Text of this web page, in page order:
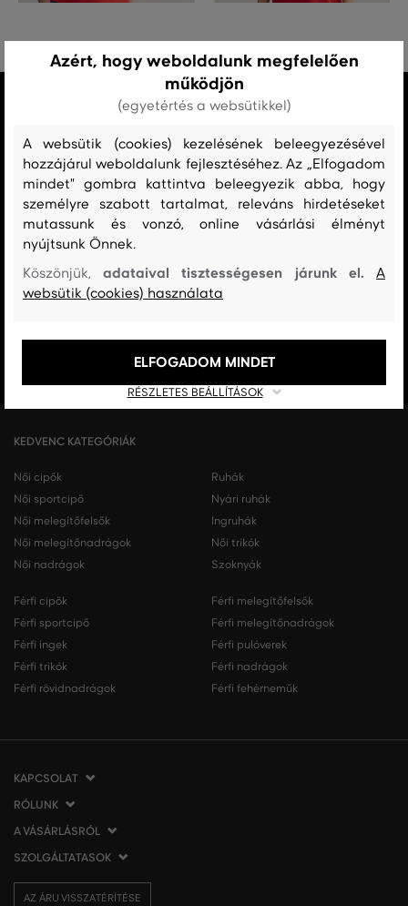
AZ EREDETISÉG GARANCIÁJA
Cégünk 1999-től a Gant márka exkluzív forgalmazója Magyarországon.
Nálunk mindig 100%-ban eredeti terméket vásárol.
INGYENES SZÁLLÍTÁST ÉS VISSZAKÜLDÉS
29 990 Ft feletti szállítás mindig ingyenes, az áru visszaküldéséért soha
nem kell fizetnie.
KEDVENC KATEGÓRIÁK
Női cipők
Női sportcipő
Női melegítőfelsők
Női melegítőnadrágok
Női nadrágok
Ruhák
Nyári ruhák
Ingruhák
Női trikók
Szoknyák
Férfi cipők
Férfi sportcipő
Férfi ingek
Férfi trikók
Férfi rövidnadrágok
Férfi melegítőfelsők
Férfi melegítőnadrágok
Férfi pulóverek
Férfi nadrágok
Férfi fehérneműk
KAPCSOLAT
VERMONT Services Slovakia s. r. o.
Vlčie hrdlo 53
821 07 Bratislava
tel.: 06 1 901 1901
RÓLUNK
Cégünkről
Elérhetőség
Affiliate
A VÁSÁRLÁSRÓL
A vásárlás menete
Általános szerződési feltételek
Az áru visszatérítése/visszáru
SZOLGÁLTATASOK
Szállítás és fizetés
AZ ÁRU VISSZATÉRÍTÉSE
Azért, hogy weboldalunk megfelelően
működjön
(egyetértés a websütikkel)
A websütik (cookies) kezelésének beleegyezésével
hozzájárul weboldalunk fejlesztéséhez. Az „Elfogadom
mindet" gombra kattintva beleegyezik abba, hogy
személyre szabott tartalmat, releváns hirdetéseket
mutassunk és vonzó, online vásárlási élményt
nyújtsunk Önnek.
Köszönjük,adataival tisztességesen járunk el.A
websütik (cookies) használata
RÉSZLETES BEÁLLÍTÁSOK
ELFOGADOM MINDET